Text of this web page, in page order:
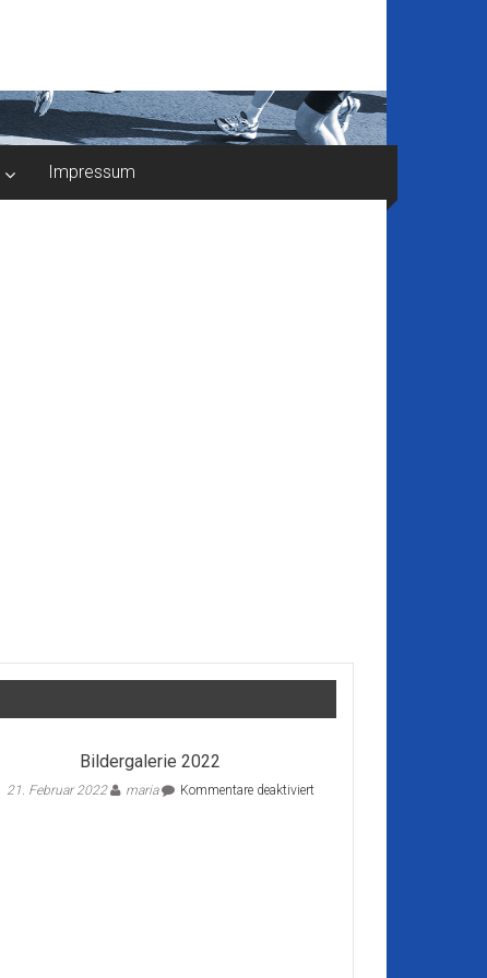
Impressum
Bildergalerie 2022
21. Februar 2022 maria Kommentare deaktiviertfür